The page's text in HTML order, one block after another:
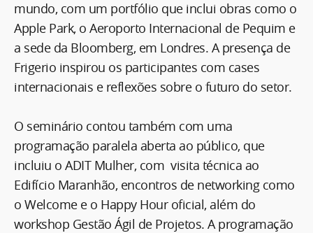
mundo, com um portfólio que inclui obras como o
Apple Park, o Aeroporto Internacional de Pequim e
a sede da Bloomberg, em Londres. A presença de
Frigerio inspirou os participantes com cases
internacionais e reflexões sobre o futuro do setor.
O seminário contou também com uma
programação paralela aberta ao público, que
incluiu o ADIT Mulher, com visita técnica ao
Edifício Maranhão, encontros de networking como
o Welcome e o Happy Hour oficial, além do
workshop Gestão Ágil de Projetos. A programação